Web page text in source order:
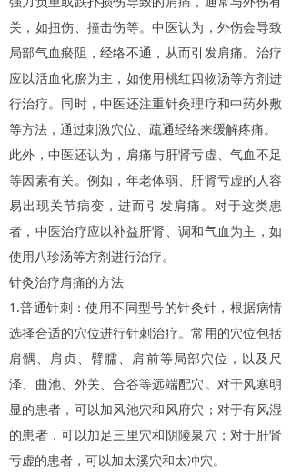
关，如扭伤、撞击伤等。中医认为，外伤会导致
局部气血瘀阻，经络不通，从而引发肩痛。治疗
应以活血化瘀为主，如使用桃红四物汤等方剂进
行治疗。同时，中医还注重针灸理疗和中药外敷
等方法，通过刺激穴位、疏通经络来缓解疼痛。
此外，中医还认为，肩痛与肝肾亏虚、气血不足
等因素有关。例如，年老体弱、肝肾亏虚的人容
易出现关节病变，进而引发肩痛。对于这类患
者，中医治疗应以补益肝肾、调和气血为主，如
使用八珍汤等方剂进行治疗。
针灸治疗肩痛的方法
1.普通针刺：使用不同型号的针灸针，根据病情
选择合适的穴位进行针刺治疗。常用的穴位包括
肩髃、肩贞、臂臑、肩前等局部穴位，以及尺
泽、曲池、外关、合谷等远端配穴。对于风寒明
显的患者，可以加风池穴和风府穴；对于有风湿
的患者，可以加足三里穴和阴陵泉穴；对于肝肾
亏虚的患者，可以加太溪穴和太冲穴。